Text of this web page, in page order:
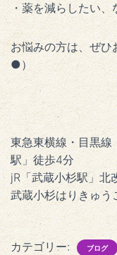
・薬を減らしたい、
お悩みの方は、ぜ
●）
東急東横線・目黒
駅」徒歩4分
jR「武蔵小杉駅」北
武蔵小杉はりきゅう
カテゴリー: ブログ